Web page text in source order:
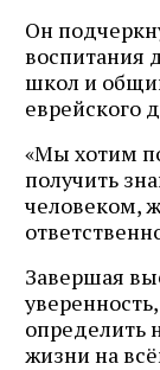
Он
воспитания
школ и
еврейского
«Мы хотим
получить
человеком,
Завершая
определить
жизни на